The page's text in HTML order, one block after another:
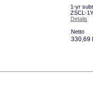
1-yr
ZSCL-
Details
Netto
330,69